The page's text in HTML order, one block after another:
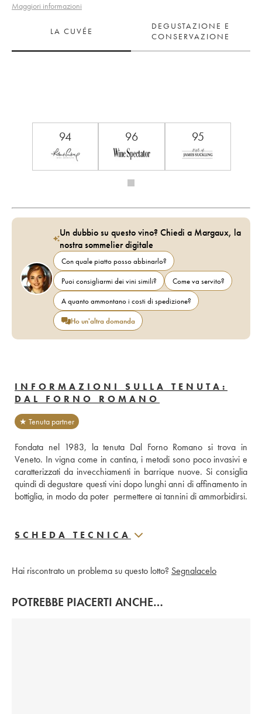
Maggiori informazioni
LA CUVÉE
DEGUSTAZIONE E
CONSERVAZIONE
94 96 95
Un dubbio su questo vino? Chiedi a Margaux, la
nostra sommelier digitale
Con quale piatto posso abbinarlo?
Puoi consigliarmi dei vini simili?
Come va servito?
A quanto ammontano i costi di spedizione?
Ho un'altra domanda
INFORMAZIONI SULLA TENUTA:
DAL FORNO ROMANO
★ Tenuta partner
Fondata nel 1983, la tenuta Dal Forno Romano si trova in
Veneto. In vigna come in cantina, i metodi sono poco invasivi e
caratterizzati da invecchiamenti in barrique nuove. Si consiglia
quindi di degustare questi vini dopo lunghi anni di affinamento in
bottiglia, in modo da poter  permettere ai tannini di ammorbidirsi.
SCHEDA TECNICA
Hai riscontrato un problema su questo lotto? Segnalacelo
POTREBBE PIACERTI ANCHE…